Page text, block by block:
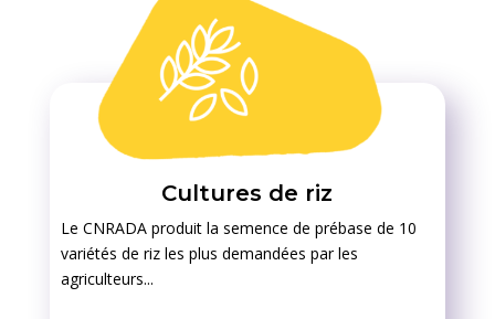
Cultures de riz
Le CNRADA produit la semence de prébase de 10
variétés de riz les plus demandées par les
agriculteurs...